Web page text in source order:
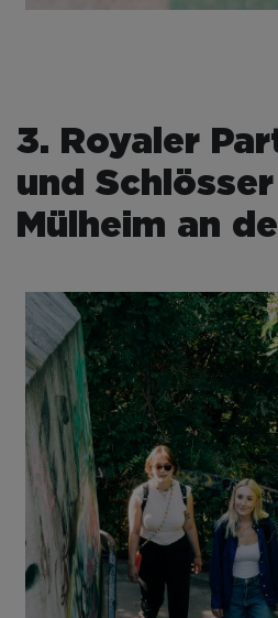
3. Royaler
und
Mülheim an